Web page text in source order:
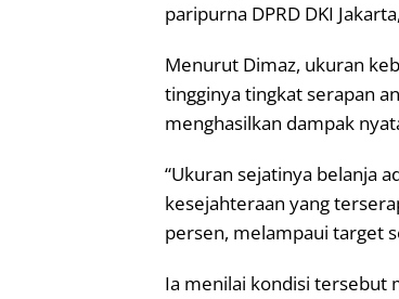
paripurna DPRD DKI
Menurut Dimaz, ukuran
tingginya tingkat serapan
menghasilkan dampak
“Ukuran sejatinya belanja
kesejahteraan yang
persen, melampaui target
Ia menilai kondisi tersebut